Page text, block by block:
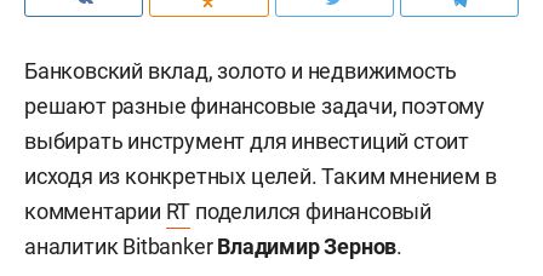
Банковский вклад, золото и недвижимость
решают разные финансовые задачи, поэтому
выбирать инструмент для инвестиций стоит
исходя из конкретных целей. Таким мнением в
комментарии RT поделился финансовый
аналитик BitbankerВладимир Зернов.